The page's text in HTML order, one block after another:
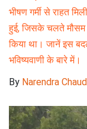
भीषण गर्मी से राहत
हुई, जिसके चलते मौसम
किया था। जानें इस
भविष्यवाणी के बारे में।
By Narendra